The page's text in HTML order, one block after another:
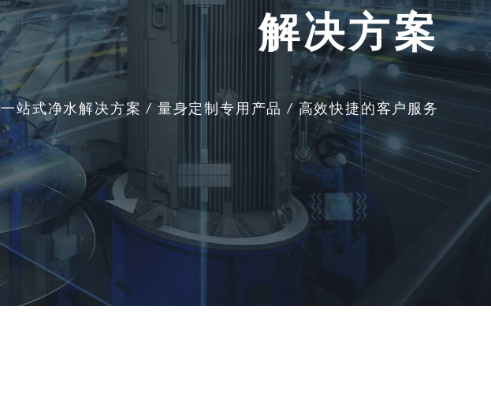
解决方案
一站式净水解决方案 / 量身定制专用产品 / 高效快捷的客户服务